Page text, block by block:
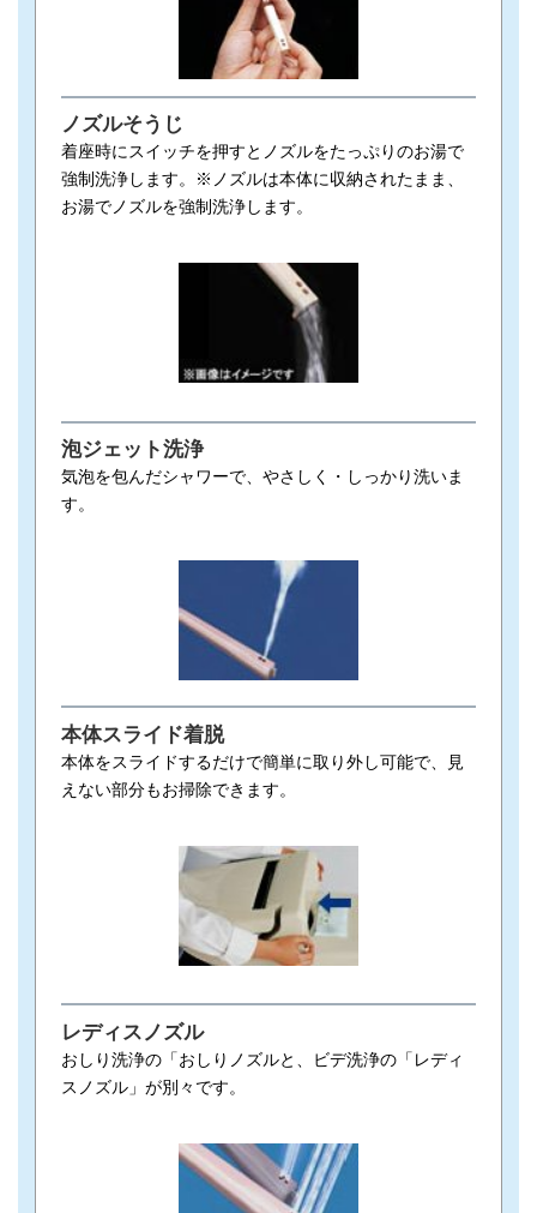
ノズルそうじ
着座時にスイッチを押すとノズルをたっぷりのお湯で
強制洗浄します。※ノズルは本体に収納されたまま、
お湯でノズルを強制洗浄します。
泡ジェット洗浄
気泡を包んだシャワーで、やさしく・しっかり洗いま
す。
本体スライド着脱
本体をスライドするだけで簡単に取り外し可能で、見
えない部分もお掃除できます。
レディスノズル
おしり洗浄の「おしりノズルと、ビデ洗浄の「レディ
スノズル」が別々です。